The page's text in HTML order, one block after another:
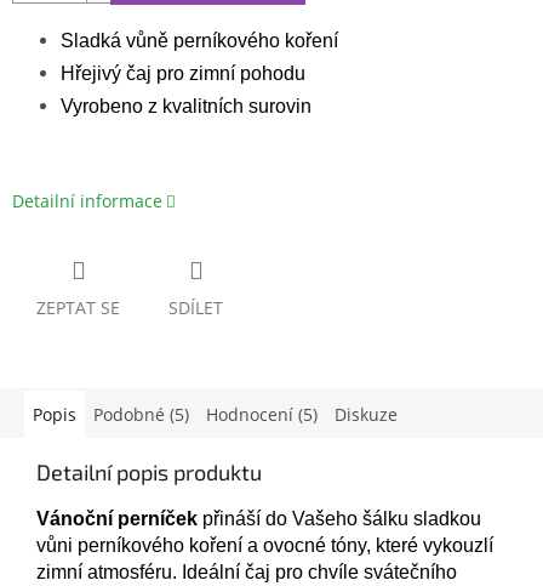
Sladká vůně perníkového koření
Hřejivý čaj pro zimní pohodu
Vyrobeno z kvalitních surovin
Detailní informace
ZEPTAT SE SDÍLET
Popis Podobné (5) Hodnocení (5) Diskuze
Detailní popis produktu
Vánoční perníček přináší do Vašeho šálku sladkou
vůni perníkového koření a ovocné tóny, které vykouzlí
zimní atmosféru. Ideální čaj pro chvíle svátečního